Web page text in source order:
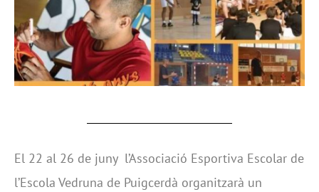
El 22 al 26 de juny l’Associació Esportiva Escolar de
l’Escola Vedruna de Puigcerdà organitzarà un